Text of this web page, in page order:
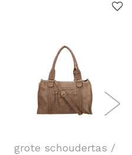
grote schoudertas /